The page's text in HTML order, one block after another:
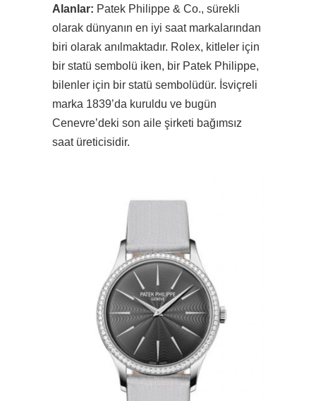
Alanlar: Patek Philippe & Co., sürekli
olarak dünyanın en iyi saat markalarından
biri olarak anılmaktadır. Rolex, kitleler için
bir statü sembolü iken, bir Patek Philippe,
bilenler için bir statü sembolüdür. İsviçreli
marka 1839’da kuruldu ve bugün
Cenevre’deki son aile şirketi bağımsız
saat üreticisidir.